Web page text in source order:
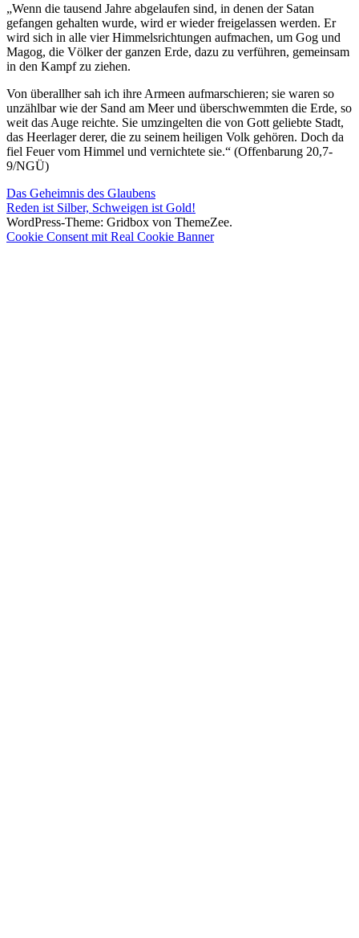
„Wenn die tausend Jahre abgelaufen sind, in denen der Satan
gefangen gehalten wurde, wird er wieder freigelassen werden. Er
wird sich in alle vier Himmelsrichtungen aufmachen, um Gog und
Magog, die Völker der ganzen Erde, dazu zu verführen, gemeinsam
in den Kampf zu ziehen.
Von überallher sah ich ihre Armeen aufmarschieren; sie waren so
unzählbar wie der Sand am Meer und überschwemmten die Erde, so
weit das Auge reichte. Sie umzingelten die von Gott geliebte Stadt,
das Heerlager derer, die zu seinem heiligen Volk gehören. Doch da
fiel Feuer vom Himmel und vernichtete sie.“ (Offenbarung 20,7-
9/NGÜ)
Beitragsnavigation
Vorheriger
Beitrag:
Das Geheimnis des Glaubens
Nächster
Beitrag:
Reden ist Silber, Schweigen ist Gold!
WordPress-Theme: Gridbox von ThemeZee.
Cookie Consent mit Real Cookie Banner